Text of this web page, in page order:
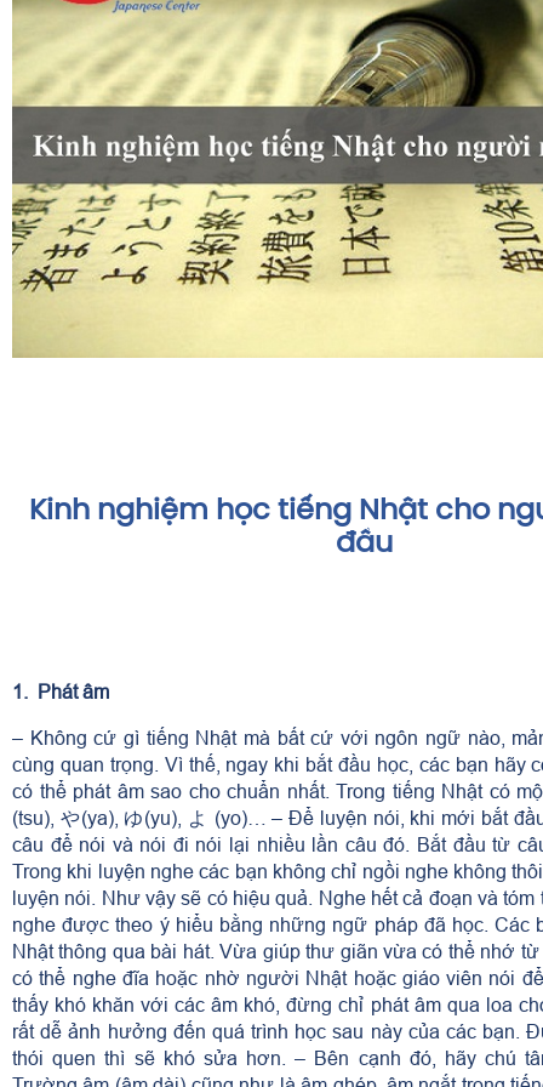
Kinh nghiệm học tiếng Nhật cho
đầu
1. Phát âm
– Không cứ gì tiếng Nhật mà bất cứ với ngôn ngữ nào,
cùng quan trọng. Vì thế, ngay khi bắt đầu học, các bạn hãy
có thể phát âm sao cho chuẩn nhất. Trong tiếng Nhật có
(tsu), や(ya), ゆ(yu), よ (yo)… – Để luyện nói, khi mới bắt
câu để nói và nói đi nói lại nhiều lần câu đó. Bắt đầu từ
Trong khi luyện nghe các bạn không chỉ ngồi nghe không
luyện nói. Như vậy sẽ có hiệu quả. Nghe hết cả đoạn và tóm
nghe được theo ý hiểu bằng những ngữ pháp đã học. Các
Nhật thông qua bài hát. Vừa giúp thư giãn vừa có thể nhớ
có thể nghe đĩa hoặc nhờ người Nhật hoặc giáo viên nói
thấy khó khăn với các âm khó, đừng chỉ phát âm qua loa
rất dễ ảnh hưởng đến quá trình học sau này của các bạn.
thói quen thì sẽ khó sửa hơn. – Bên cạnh đó, hãy chú